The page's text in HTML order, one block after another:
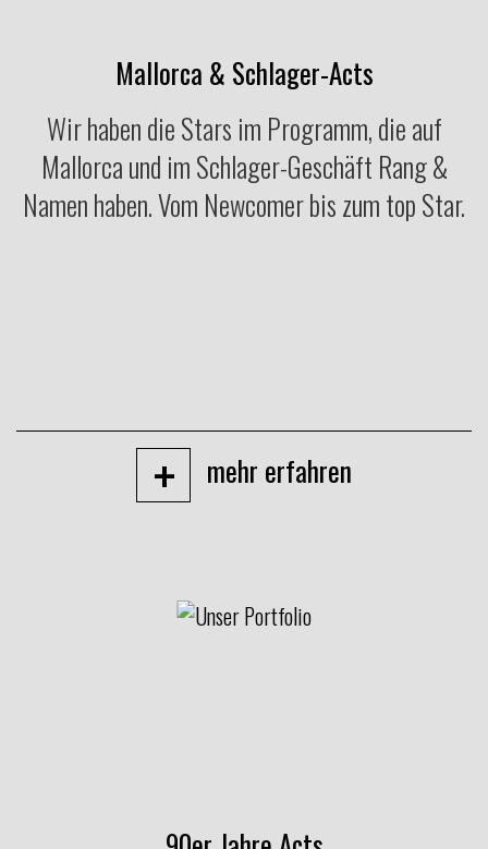
Mallorca & Schlager-Acts
Wir haben die Stars im Programm, die auf
Mallorca und im Schlager-Geschäft Rang &
Namen haben. Vom Newcomer bis zum top Star.
+ mehr erfahren